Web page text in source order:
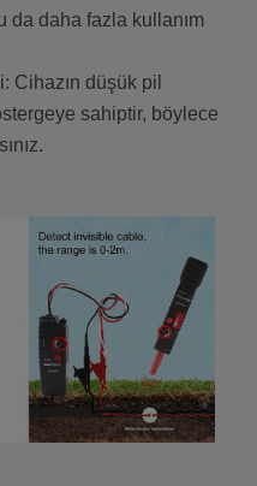
da daha fazla kullanım
Cihazın düşük pil
sahiptir, böylece